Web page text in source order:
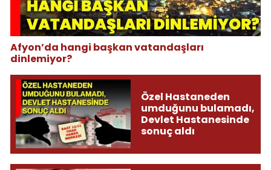
Afyon’da hangi başkan vatandaşları
dinlemiyor?
Özel Hastaneden
umduğunu bulamadı,
Devlet Hastanesinde
sonuç aldı